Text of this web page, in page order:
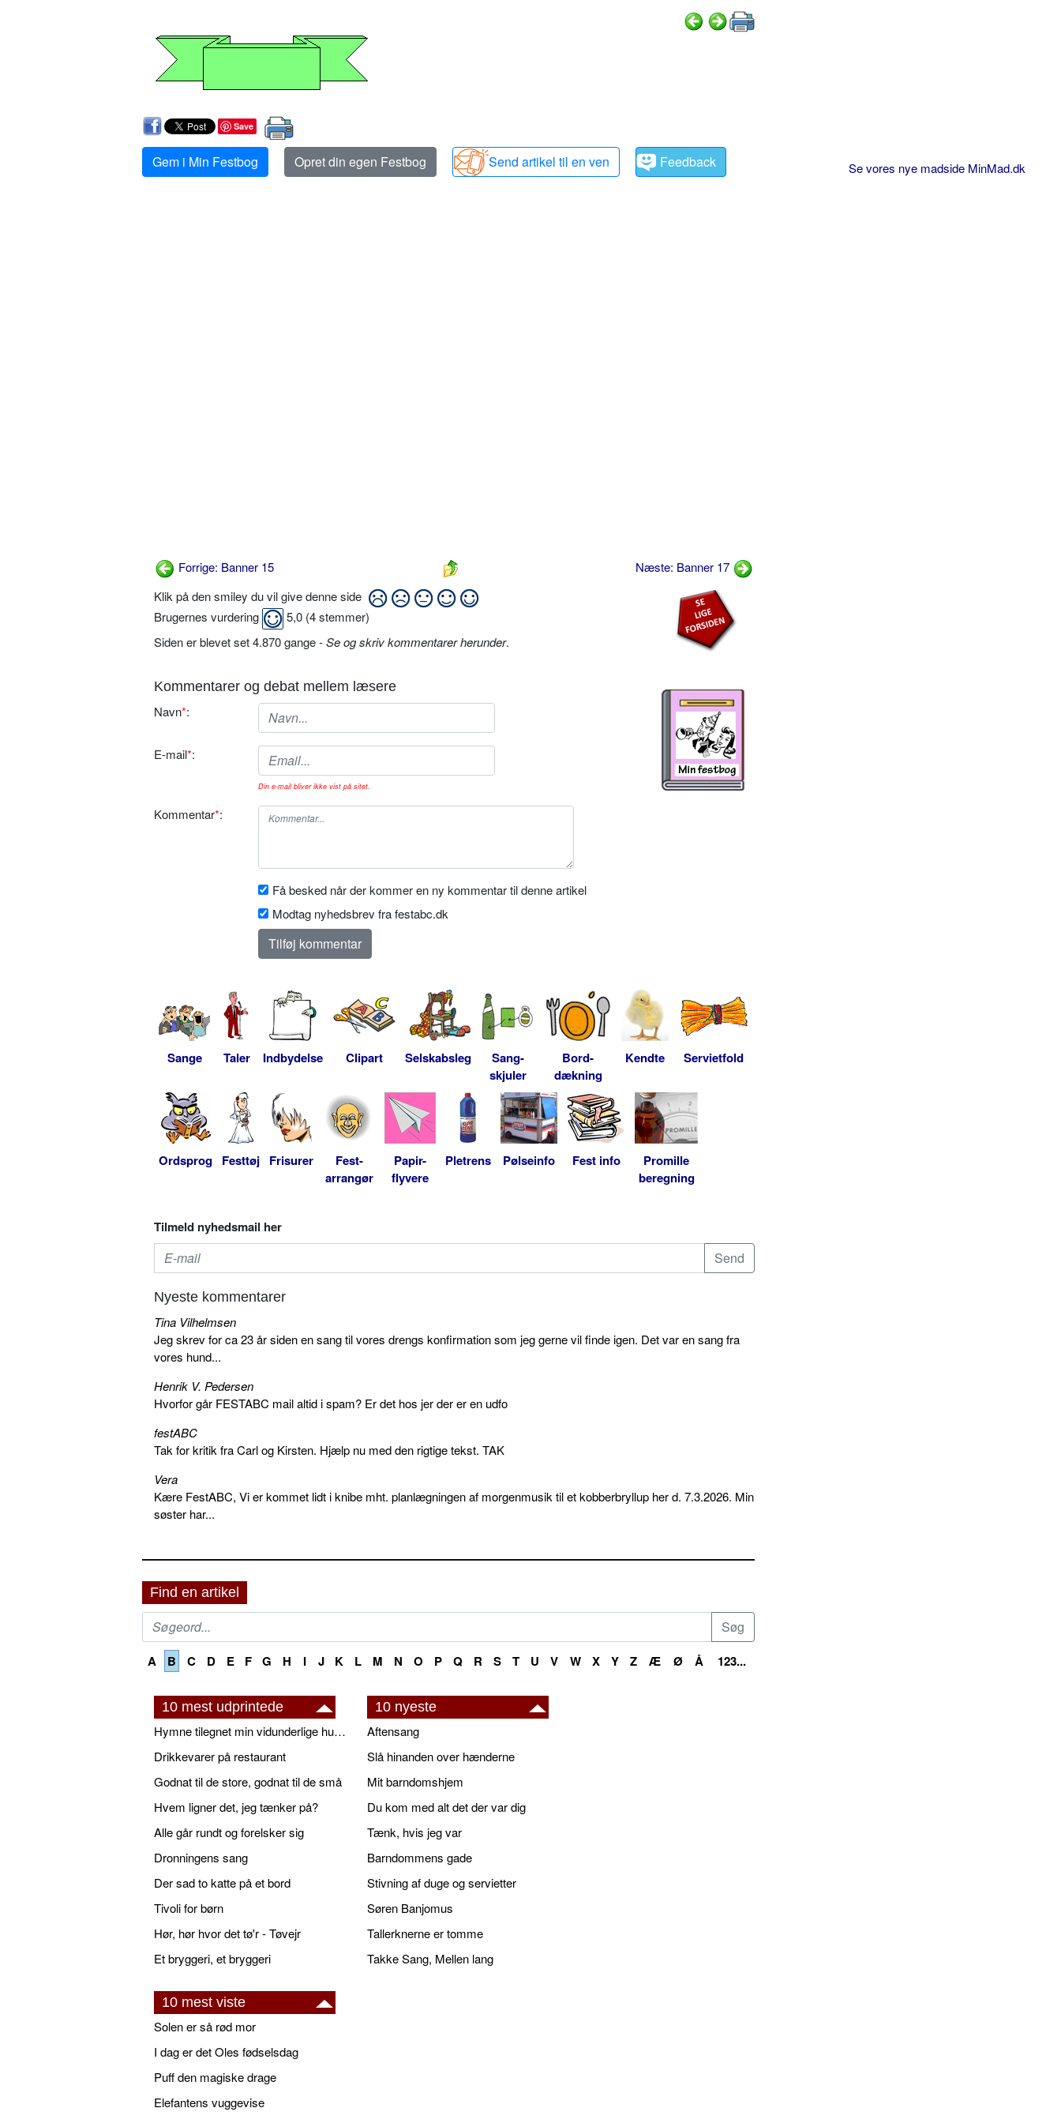
Save
Gem i Min Festbog Opret din egen Festbog Send artikel til en ven Feedback
Forrige: Banner 15
Næste: Banner 17
Klik på den smiley du vil give denne side
Brugernes vurdering
5,0 (4stemmer)
Siden er blevet set 4.870 gange -Se og skriv kommentarer herunder.
Kommentarer og debat mellem læsere
Navn*:
E-mail*:
Din e-mail bliver ikke vist på sitet.
Kommentar*:
Få besked når der kommer en ny kommentar til denne artikel
Modtag nyhedsbrev fra festabc.dk
Sange Taler Indbydelse Clipart Selskabsleg
Sang-
skjuler
Bord-
dækning
Kendte Servietfold
Ordsprog Festtøj Frisurer
Fest-
arrangør
Papir-
flyvere
Pletrens Pølseinfo Fest info
Promille
beregning
Tilmeld nyhedsmail her
Nyeste kommentarer
Tina Vilhelmsen
Jeg skrev for ca 23 år siden en sang til vores drengs konfirmation som jeg gerne vil finde igen. Det var en sang fra
vores hund...
Henrik V. Pedersen
Hvorfor går FESTABC mail altid i spam? Er det hos jer der er en udfo
festABC
Tak for kritik fra Carl og Kirsten. Hjælp nu med den rigtige tekst. TAK
Vera
Kære FestABC, Vi er kommet lidt i knibe mht. planlægningen af morgenmusik til et kobberbryllup her d. 7.3.2026. Min
søster har...
Find en artikel
A B C D E F G H I J K L M N O P Q R S T U V W X Y Z Æ Ø Å 123...
10 mest udprintede
Hymne tilegnet min vidunderlige husbond
Drikkevarer på restaurant
Godnat til de store, godnat til de små
Hvem ligner det, jeg tænker på?
Alle går rundt og forelsker sig
Dronningens sang
Der sad to katte på et bord
Tivoli for børn
Hør, hør hvor det tø'r - Tøvejr
Et bryggeri, et bryggeri
10 nyeste
Aftensang
Slå hinanden over hænderne
Mit barndomshjem
Du kom med alt det der var dig
Tænk, hvis jeg var
Barndommens gade
Stivning af duge og servietter
Søren Banjomus
Tallerknerne er tomme
Takke Sang, Mellen lang
10 mest viste
Solen er så rød mor
I dag er det Oles fødselsdag
Puff den magiske drage
Elefantens vuggevise
Se vores nye madside MinMad.dk